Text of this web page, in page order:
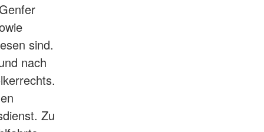
sind.
nach
Zu